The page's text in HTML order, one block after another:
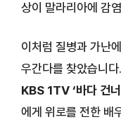
상이 말라리아에 감
이처럼 질병과 가난
우간다를 찾았습니다
KBS 1TV ‘바다 건너
에게 위로를 전한 배